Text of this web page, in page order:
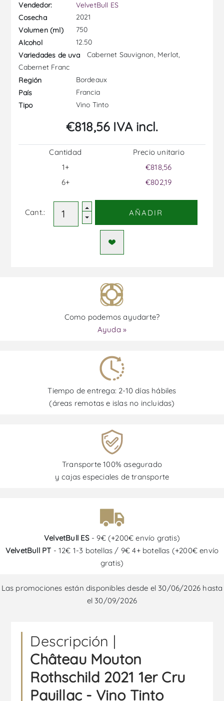
Vendedor:
VelvetBull ES
Cosecha
2021
Volumen (ml)
750
Alcohol
12.50
Variedades de uva
Cabernet Sauvignon, Merlot,
Cabernet Franc
Región
Bordeaux
País
Francia
Tipo
Vino Tinto
€818,56 IVA incl.
Cantidad
1+
6+
Precio unitario
€818,56
€802,19
Cant.: AÑADIR
Como podemos ayudarte?
Ayuda »
Tiempo de entrega: 2-10 días hábiles
(áreas remotas e islas no incluidas)
Transporte 100% asegurado
y cajas especiales de transporte
VelvetBull ES- 9€ (+200€ envío gratis)
VelvetBull PT - 12€ 1-3 botellas / 9€ 4+ botellas (+200€ envío
gratis)
Las promociones están disponibles desde el 30/06/2026 hasta
el 30/09/2026
Descripción |
Château Mouton
Rothschild 2021 1er Cru
Pauillac - Vino Tinto